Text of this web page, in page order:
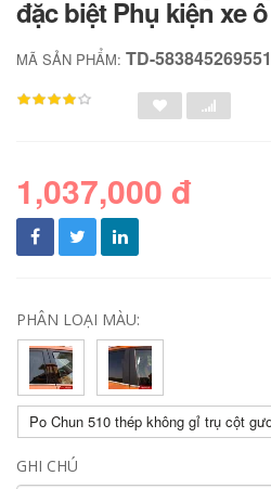
đặc biệt Phụ kiện xe
MÃ SẢN PHẨM: TD-583845269551
1,037,000 đ
PHÂN LOẠI MÀU:
Po Chun 510 thép không gỉ trụ cột
GHI CHÚ